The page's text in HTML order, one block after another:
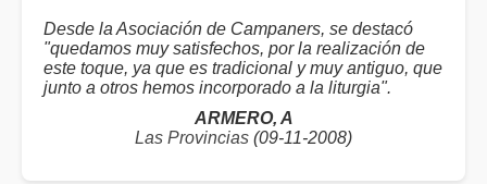
Desde la Asociación de Campaners, se destacó
"quedamos muy satisfechos, por la realización de
este toque, ya que es tradicional y muy antiguo, que
junto a otros hemos incorporado a la liturgia".
ARMERO, A
Las Provincias (09-11-2008)